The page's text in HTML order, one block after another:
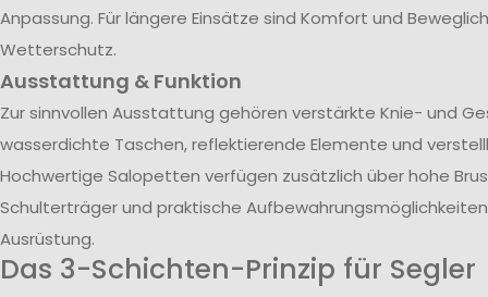
Anpassung. Für längere Einsätze sind Komfort und
Wetterschutz.
Ausstattung & Funktion
Zur sinnvollen Ausstattung gehören verstärkte Knie- und
wasserdichte Taschen, reflektierende Elemente und
Hochwertige Salopetten verfügen zusätzlich über hohe
Schulterträger und praktische
Ausrüstung.
Das 3-Schichten-Prinzip für Segler